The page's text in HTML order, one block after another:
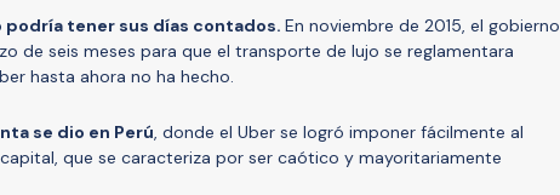
podría tener sus días contados. En noviembre de 2015, el gobierno
de seis meses para que el transporte de lujo se reglamentara
hasta ahora no ha hecho.
se dio en Perú, donde el Uber se logró imponer fácilmente al
que se caracteriza por ser caótico y mayoritariamente